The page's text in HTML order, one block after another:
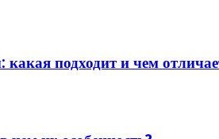
подходит и чем